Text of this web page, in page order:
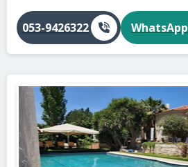
WhatsApp
053-9426322